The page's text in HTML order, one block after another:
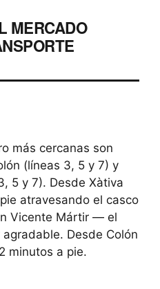
MERCADO
más cercanas son
(líneas 3, 5 y 7) y
5 y 7). Desde Xàtiva
atravesando el casco
Vicente Mártir — el
Desde Colón
minutos a pie.